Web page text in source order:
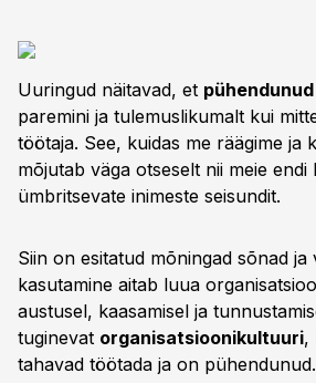
Uuringud näitavad, et pühendunud
paremini ja tulemuslikumalt kui
töötaja. See, kuidas me räägime ja
mõjutab väga otseselt nii meie endi
ümbritsevate inimeste seisundit.
Siin on esitatud mõningad sõnad ja
kasutamine aitab luua
austusel, kaasamisel ja
tuginevat organisatsioonikultuuri,
tahavad töötada ja on pühendunud.